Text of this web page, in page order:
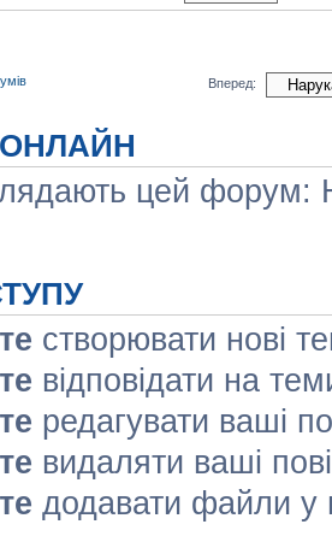
Вперед:
цей форум:
створювати нові
відповідати на
редагувати ваші
видаляти ваші
додавати файли у